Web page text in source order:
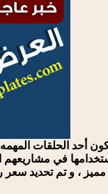
أحد الحلقات
في مشاريعهم
مميز ، و تم تحديد